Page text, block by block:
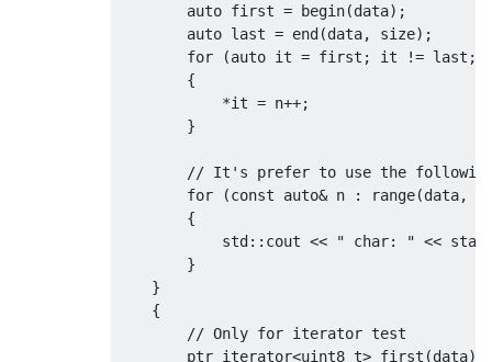
auto first = begin(data);
auto last = end(data, size);
for
(auto it = first ; it != last ;
{
*it = n++;
}
// It's prefer to use the following
for
(const auto& n : range(data,
{
            std
:: cout << " char: " <<
}
}
{
// Only for iterator test
        ptr_iterator
<uint8_t> first (data);